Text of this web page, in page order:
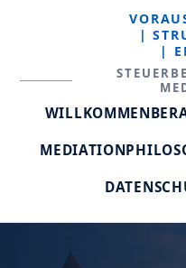
|
|
WILLKOMMEN
MEDIATION